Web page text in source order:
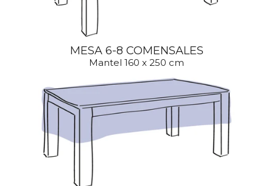
MESA 6-8 COMENSALES
Mantel 160 x 250 cm